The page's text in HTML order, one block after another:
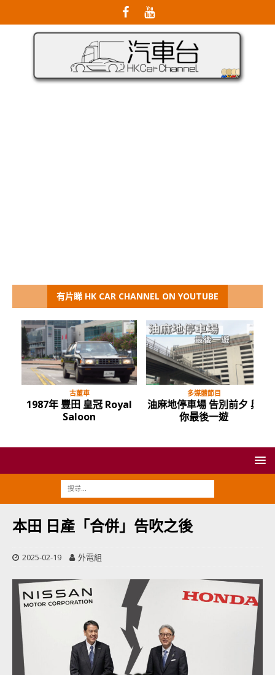
有片睇 HK CAR CHANNEL ON YOUTUBE
古董車
1987年 豐田 皇冠 Royal
Saloon
多媒體節目
油麻地停車場 告別前夕 與
你最後一遊
本田 日產「合併」告吹之後
2025-02-19 外電組